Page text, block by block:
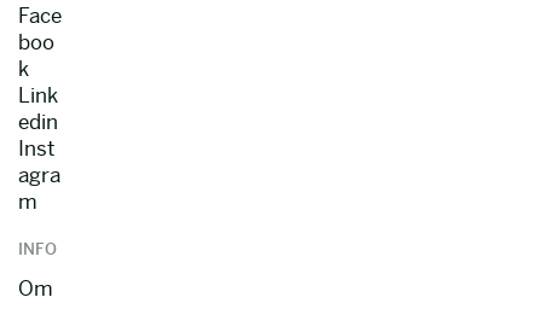
Face
boo
k
Link
edin
Inst
agra
m
INFO
Om